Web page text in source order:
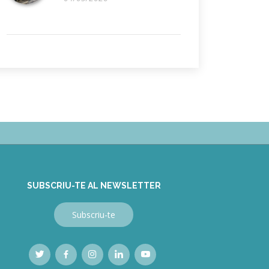
SUBSCRIU-TE AL NEWSLETTER
Subscriu-te